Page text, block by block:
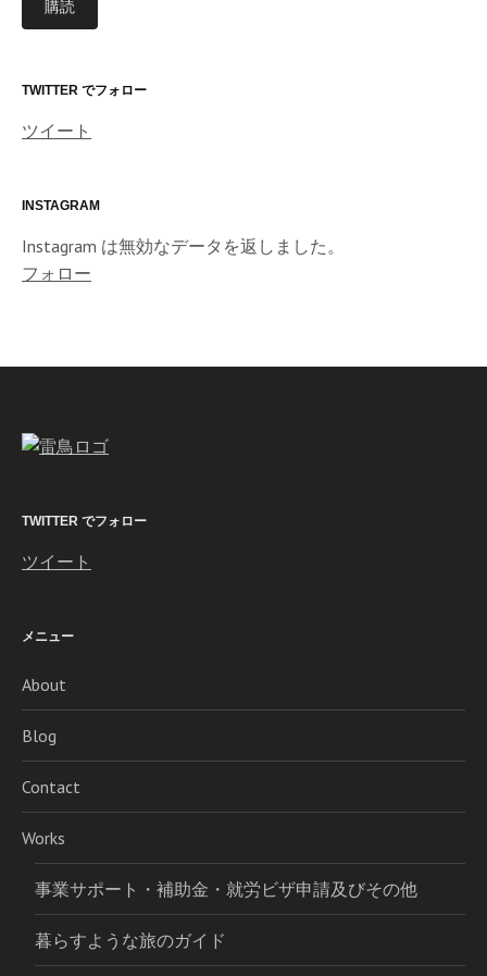
ド
ス
購読
TWITTER でフォロー
ツイート
INSTAGRAM
Instagram は無効なデータを返しました。
フォロー
TWITTER でフォロー
ツイート
メニュー
About
Blog
Contact
Works
事業サポート・補助金・就労ビザ申請及びその他
暮らすような旅のガイド